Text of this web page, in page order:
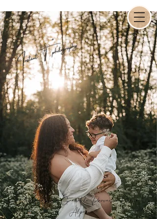
Photographe à Grenoble, Provence,Rhône-
Alpes